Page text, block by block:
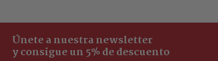
Únete a nuestra newsletter
y consigue un 5% de descuento